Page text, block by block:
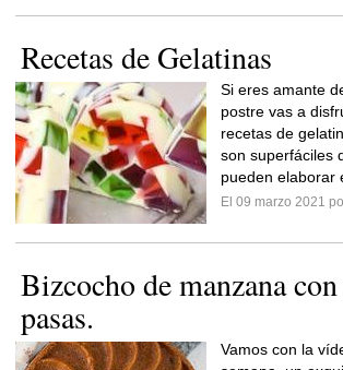
Recetas de Gelatinas
Si eres amante
postre vas a
recetas de
son superfáciles
pueden elaborar
El 09 marzo 2021
Bizcocho de manzana
pasas.
Vamos con la